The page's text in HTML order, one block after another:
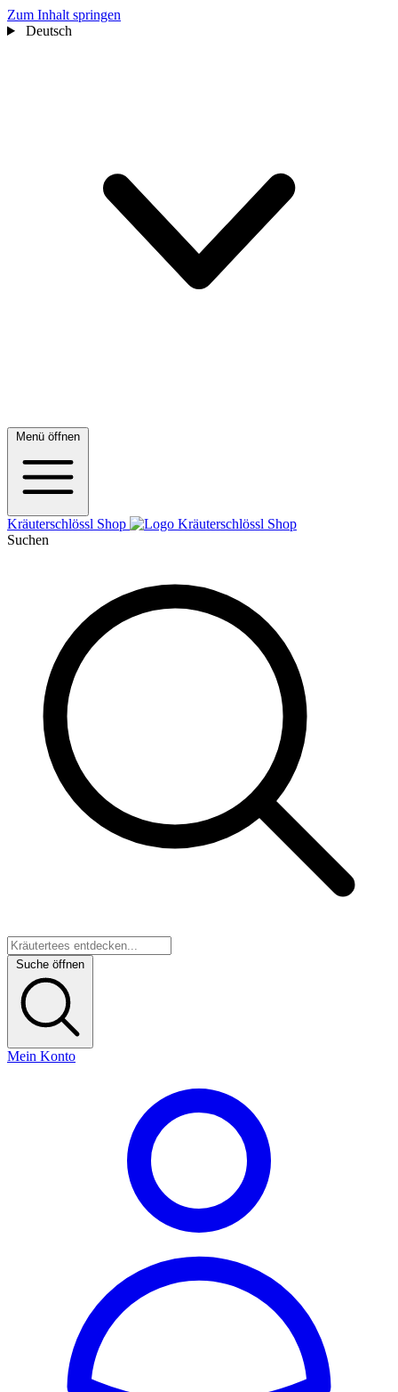
Zum Inhalt springen
Deutsch
Menü öffnen
Kräuterschlössl Shop
Suchen
Suche öffnen
Mein Konto